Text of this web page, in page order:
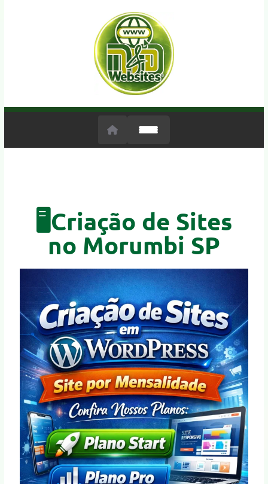
🖥️Criação de Sites
no Morumbi SP